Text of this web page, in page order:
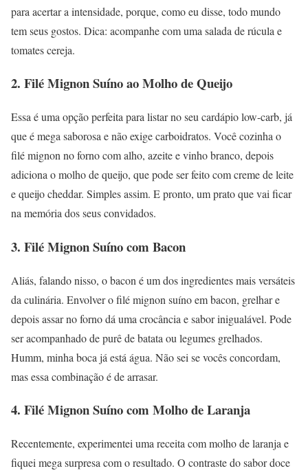
para acertar a intensidade, porque, como eu disse, todo mundo
tem seus gostos. Dica: acompanhe com uma salada de rúcula e
tomates cereja.
2. Filé Mignon Suíno ao Molho de Queijo
Essa é uma opção perfeita para listar no seu cardápio low-carb, já
que é mega saborosa e não exige carboidratos. Você cozinha o
filé mignon no forno com alho, azeite e vinho branco, depois
adiciona o molho de queijo, que pode ser feito com creme de leite
e queijo cheddar. Simples assim. E pronto, um prato que vai ficar
na memória dos seus convidados.
3. Filé Mignon Suíno com Bacon
Aliás, falando nisso, o bacon é um dos ingredientes mais versáteis
da culinária. Envolver o filé mignon suíno em bacon, grelhar e
depois assar no forno dá uma crocância e sabor inigualável. Pode
ser acompanhado de purê de batata ou legumes grelhados.
Humm, minha boca já está água. Não sei se vocês concordam,
mas essa combinação é de arrasar.
4. Filé Mignon Suíno com Molho de Laranja
Recentemente, experimentei uma receita com molho de laranja e
fiquei mega surpresa com o resultado. O contraste do sabor doce